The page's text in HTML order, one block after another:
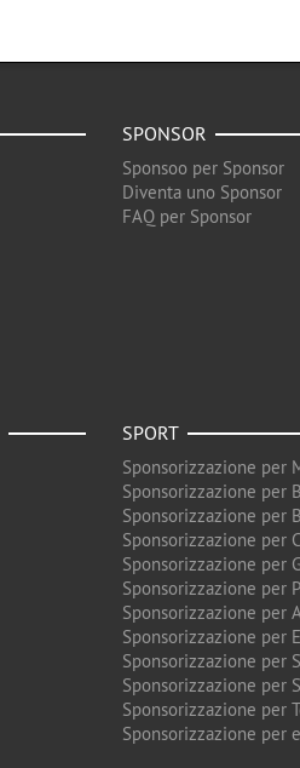
SPONSOR
Sponsoo per Sponsor
Diventa uno Sponsor
FAQ per Sponsor
SPORT
Sponsorizzazione per
Sponsorizzazione per
Sponsorizzazione per
Sponsorizzazione per
Sponsorizzazione per
Sponsorizzazione per
Sponsorizzazione per
Sponsorizzazione per
Sponsorizzazione per
Sponsorizzazione per
Sponsorizzazione per
Sponsorizzazione per